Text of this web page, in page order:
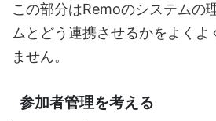
この部分はRemoのシステムの
ムとどう連携させるかをよくよ
ません。
参加者管理を考える